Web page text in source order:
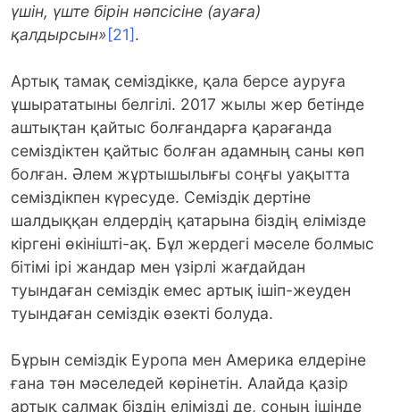
үшін, үште бірін нәпсісіне (ауаға)
қалдырсын»[21].
Артық тамақ семіздікке, қала берсе ауруға
ұшырататыны белгілі. 2017 жылы жер бетінде
аштықтан қайтыс болғандарға қарағанда
семіздіктен қайтыс болған адамның саны көп
болған. Әлем жұртышылығы соңғы уақытта
семіздікпен күресуде. Семіздік дертіне
шалдыққан елдердің қатарына біздің елімізде
кіргені өкінішті-ақ. Бұл жердегі мәселе болмыс
бітімі ірі жандар мен үзірлі жағдайдан
туындаған семіздік емес артық ішіп-жеуден
туындаған семіздік өзекті болуда.
Бұрын семіздік Еуропа мен Америка елдеріне
ғана тән мәселедей көрінетін. Алайда қазір
артық салмақ біздің елімізді де, соның ішінде